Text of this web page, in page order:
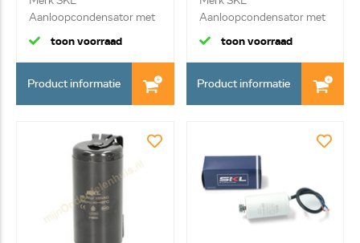
Aanloopcondensator met
ste...
toon voorraad
Product informatie
Aanloopcondensator met
kab...
toon voorraad
Product informatie